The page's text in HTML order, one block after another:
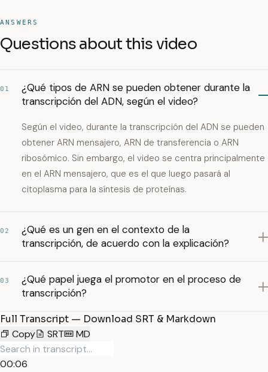
ANSWERS
Questions about this video
01
¿Qué tipos de ARN se pueden obtener durante la
transcripción del ADN, según el video?
Según el video, durante la transcripción del ADN se pueden
obtener ARN mensajero, ARN de transferencia o ARN
ribosómico. Sin embargo, el video se centra principalmente
en el ARN mensajero, que es el que luego pasará al
citoplasma para la síntesis de proteínas.
02
¿Qué es un gen en el contexto de la
transcripción, de acuerdo con la explicación?
03
¿Qué papel juega el promotor en el proceso de
transcripción?
Full Transcript — Download SRT & Markdown
Copy
SRT MD
00:06